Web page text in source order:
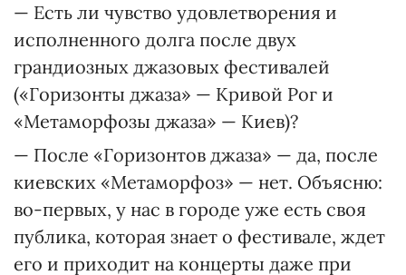
— Есть ли чувство удовлетворения и
исполненного долга после двух
грандиозных джазовых фестивалей
(«Горизонты джаза» — Кривой Рог и
«Метаморфозы джаза» — Киев)?
— После «Горизонтов джаза» — да, после
киевских «Метаморфоз» — нет. Объясню:
во-первых, у нас в городе уже есть своя
публика, которая знает о фестивале, ждет
его и приходит на концерты даже при